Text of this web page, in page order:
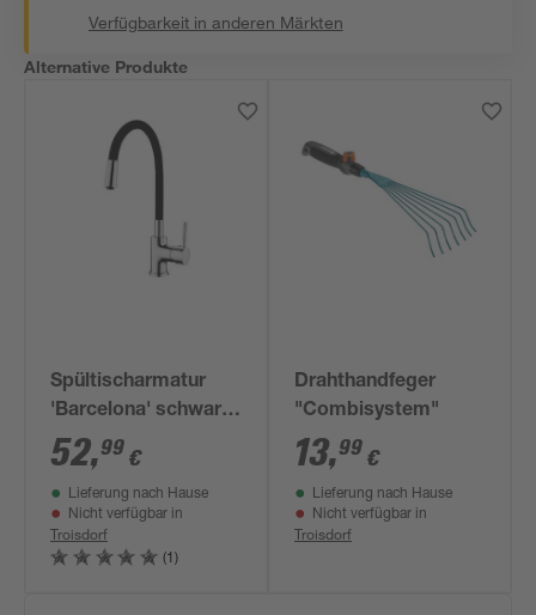
Verfügbarkeit in anderen Märkten
Alternative Produkte
Spültischarmatur
'Barcelona' schwarz
flexibel
52,99 €
Lieferung nach Hause
Nicht verfügbar in
Troisdorf
(1)
Drahthandfeger
"Combisystem"
13,99 €
Lieferung nach Hause
Nicht verfügbar in
Troisdorf